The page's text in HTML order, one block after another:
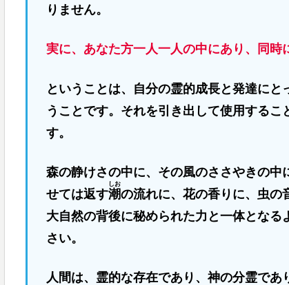
りません。
実に、あなた方一人一人の中にあり、同時
ということは、自分の霊的成長と発達に
うことです。それを引き出して使用する
す。
森の静けさの中に、その風のささやきの
せては返す潮
しお
の流れに、花の香りに、虫の
大自然の背後に秘められた力と一体とな
さい。
人間は、霊的な存在であり、神の分霊であ